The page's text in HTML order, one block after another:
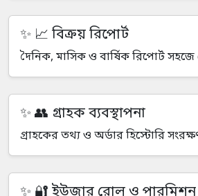
📈 বিক্রয় রিপোর্ট
দৈনিক, মাসিক ও বার্ষিক রিপোর্ট সহজে
👥 গ্রাহক ব্যবস্থাপনা
গ্রাহকের তথ্য ও অর্ডার হিস্টোরি